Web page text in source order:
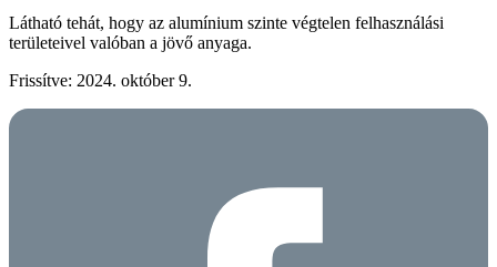
Látható tehát, hogy az alumínium szinte végtelen felhasználási
területeivel valóban a jövő anyaga.
Frissítve: 2024. október 9.